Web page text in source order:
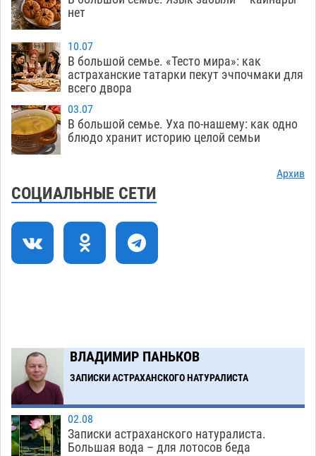
09:00
Лидеры чеченской диаспоры в Астрахани
осудили выходку молодого лихача с улицы
Никольской
18:00
Завтра астраханцы проведут день в режиме
экстремальной температурной нагрузки
17:09
Астраханский котлован с мусором угрожает
плодородию Харабалинского района
555
16:24
Игорь Редькин проинспектировал
земельного массива для льготников
14:44
Астраханские кутилы сменили барные стойки
на полицейские дежурки
нет
10.07
В большой семье. «Тесто мира»: как
астраханские татарки пекут эчпочмаки для
всего двора
03.07
В большой семье. Уха по-нашему: как одно
блюдо хранит историю целой семьи
Архив
СОЦИАЛЬНЫЕ СЕТИ
ВЛАДИМИР ПАНЬКОВ
ЗАПИСКИ АСТРАХАНСКОГО НАТУРАЛИСТА
02.08
Записки астраханского натуралиста.
Большая вода – для лотосов беда